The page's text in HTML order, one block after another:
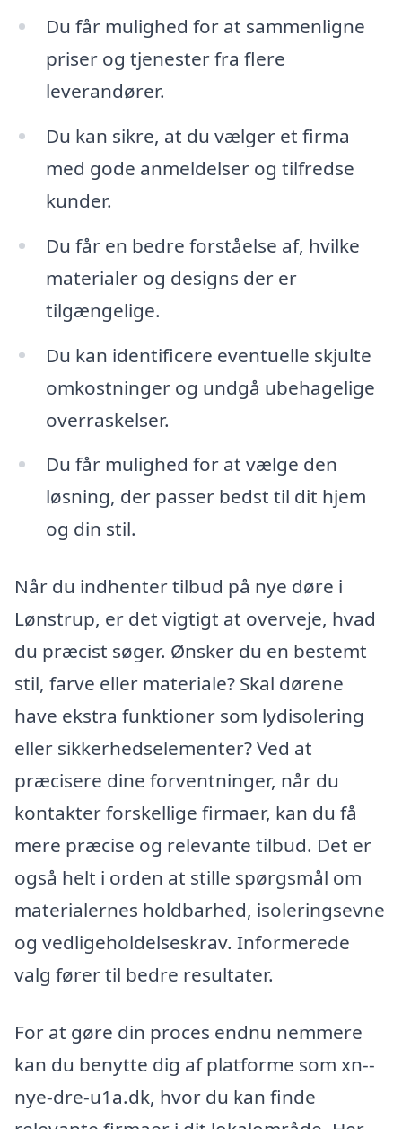
Du får mulighed for at sammenligne
priser og tjenester fra flere
leverandører.
Du kan sikre, at du vælger et firma
med gode anmeldelser og tilfredse
kunder.
Du får en bedre forståelse af, hvilke
materialer og designs der er
tilgængelige.
Du kan identificere eventuelle skjulte
omkostninger og undgå ubehagelige
overraskelser.
Du får mulighed for at vælge den
løsning, der passer bedst til dit hjem
og din stil.
Når du indhenter tilbud på nye døre i
Lønstrup, er det vigtigt at overveje, hvad
du præcist søger. Ønsker du en bestemt
stil, farve eller materiale? Skal dørene
have ekstra funktioner som lydisolering
eller sikkerhedselementer? Ved at
præcisere dine forventninger, når du
kontakter forskellige firmaer, kan du få
mere præcise og relevante tilbud. Det er
også helt i orden at stille spørgsmål om
materialernes holdbarhed, isoleringsevne
og vedligeholdelseskrav. Informerede
valg fører til bedre resultater.
For at gøre din proces endnu nemmere
kan du benytte dig af platforme som xn--
nye-dre-u1a.dk, hvor du kan finde